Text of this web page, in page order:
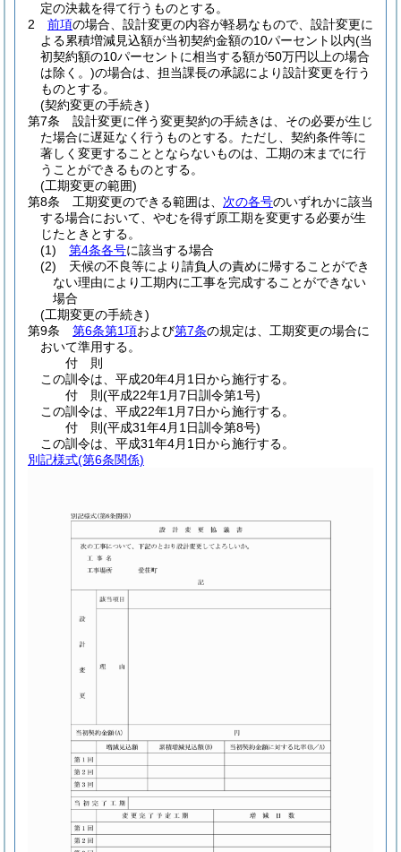
定の決裁を得て行うものとする。
2
前項の場合、設計変更の内容が軽易なもので、設計変更に
よる累積増減見込額が当初契約金額の10パーセント以内(当
初契約額の10パーセントに相当する額が50万円以上の場合
は除く。)の場合は、担当課長の承認により設計変更を行う
ものとする。
(契約変更の手続き)
第7条
設計変更に伴う変更契約の手続きは、その必要が生じ
た場合に遅延なく行うものとする。 ただし、契約条件等に
著しく変更することとならないものは、工期の末までに行
うことができるものとする。
(工期変更の範囲)
第8条
工期変更のできる範囲は、 次の各号のいずれかに該当
する場合において、やむを得ず原工期を変更する必要が生
じたときとする。
(1)
第4条各号に該当する場合
(2)
天候の不良等により請負人の責めに帰することができ
ない理由により工期内に工事を完成することができない
場合
(工期変更の手続き)
第9条
第6条第1項および第7条の規定は、工期変更の場合に
おいて準用する。
付 則
この訓令は、平成20年4月1日から施行する。
付 則(平成22年1月7日訓令第1号)
この訓令は、平成22年1月7日から施行する。
付 則(平成31年4月1日訓令第8号)
この訓令は、平成31年4月1日から施行する。
別記様式(第6条関係)